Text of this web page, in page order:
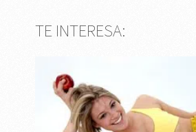
TE INTERESA: